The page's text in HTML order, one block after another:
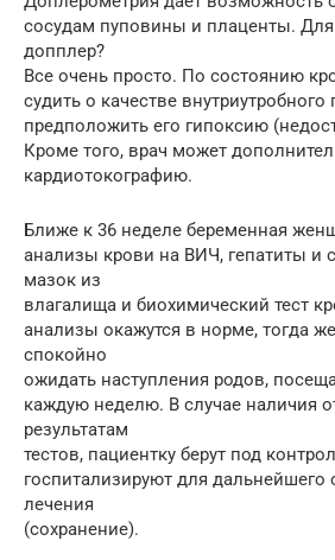
сосудам пуповины и плаценты. Для
допплер?
Все очень просто. По состоянию
судить о качестве
предположить его гипоксию
Кроме того, врач может
кардиотокографию.
Ближе к 36 неделе беременная
анализы крови на ВИЧ, гепатиты и
мазок из
влагалища и биохимический тест
анализы окажутся в норме, тогда
спокойно
ожидать наступления родов,
каждую неделю. В случае наличия
результатам
тестов, пациентку берут под
госпитализируют для дальнейшего
лечения
(сохранение).